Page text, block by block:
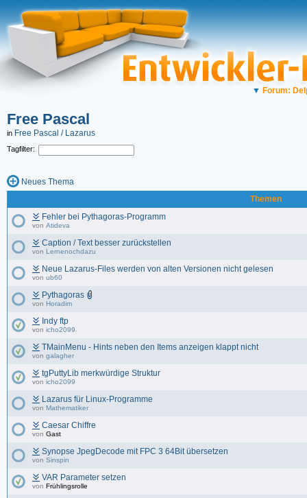
▼ Forum:
Free Pascal
in Free Pascal / Lazarus
Tagfilter:
Neues Thema
Themen
Fehler bei Pythagoras-Programm
von Atideva
Caption / Text besser zurückstellen
von Lernenochdazu
Neue Lazarus-Files werden von alten Versionen nicht gelesen
von ub60
Pythagoras
von Horadim
Indy ftp
von icho2099
TMainMenu - Hints neben den Items anzeigen klappt nicht
von galagher
tgPuttyLib merkwürdige Struktur
von icho2099
Lazarus für Linux-Programme
von Mathematiker
Caesar Chiffre
von Gast
Synopse JpegDecode mit FPC 3 64Bit übersetzen
von Sinspin
VAR Parameter setzen
von Frühlingsrolle